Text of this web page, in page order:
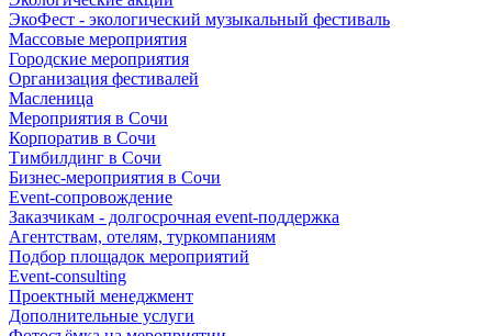
ЭкоФест - экологический музыкальный фестиваль
Массовые мероприятия
Городские мероприятия
Организация фестивалей
Масленица
Мероприятия в Сочи
Корпоратив в Сочи
Тимбилдинг в Сочи
Бизнес-мероприятия в Сочи
Event-сопровождение
Заказчикам - долгосрочная event-поддержка
Агентствам, отелям, туркомпаниям
Подбор площадок мероприятий
Event-consulting
Проектный менеджмент
Дополнительные услуги